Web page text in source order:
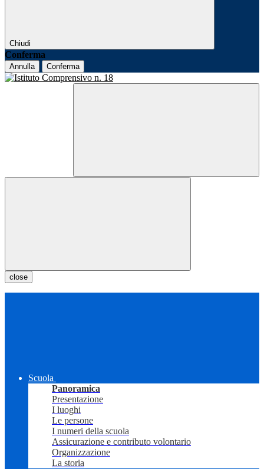
Chiudi
Conferma
Annulla Conferma
close
Scuola
Panoramica
Presentazione
I luoghi
Le persone
I numeri della scuola
Assicurazione e contributo volontario
Organizzazione
La storia